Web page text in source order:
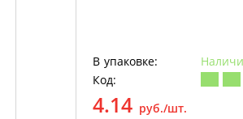
В упаковке:
Код:
4.14 руб./шт.